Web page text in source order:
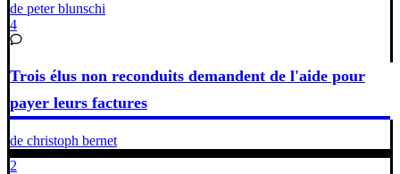
de peter blunschi
4
Trois élus non reconduits demandent de l'aide pour
payer leurs factures
de christoph bernet
2